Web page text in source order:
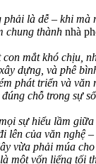
là dễ – khi mà
chung thành nhà
mắt khó chịu,
dựng, và phê
phát triển và
chỗ trong sự
sự hiểu lầm
lên của văn nghệ
vừa phải múa
một vốn liếng tối